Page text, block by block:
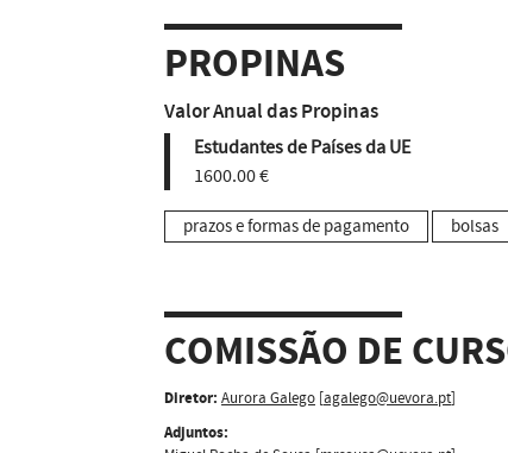
PROPINAS
Valor Anual das Propinas
Estudantes de Países da UE
1600.00 €
prazos e formas de pagamento bolsas
COMISSÃO DE
Diretor: Aurora Galego [agalego@uevora.pt]
Adjuntos: